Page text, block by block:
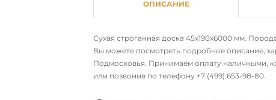
ОПИСАНИЕ
Сухая строганная доска 45х190х6000 мм.
Вы можете посмотреть подробное описание,
Подмосковья. Принимаем оплату наличными,
или позвонив по телефону +7 (499) 653-98-80.